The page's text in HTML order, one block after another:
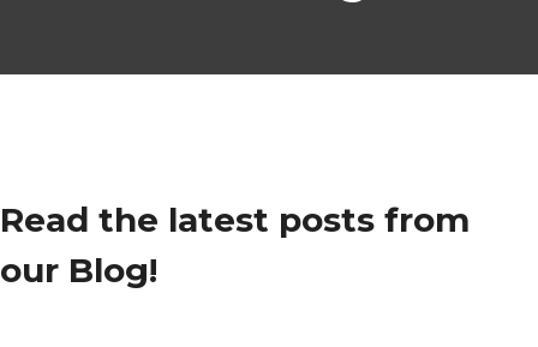
Read the latest posts from
our Blog!